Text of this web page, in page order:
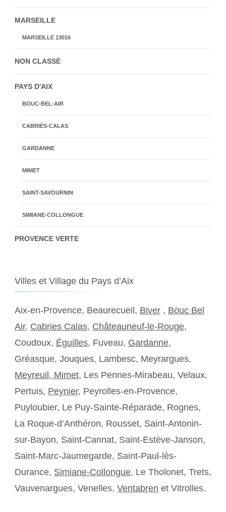
MARSEILLE
MARSEILLE 13016
NON CLASSÉ
PAYS D'AIX
BOUC-BEL-AIR
CABRIÈS-CALAS
GARDANNE
MIMET
SAINT-SAVOURNIN
SIMIANE-COLLONGUE
PROVENCE VERTE
Villes et Village du Pays d’Aix
Aix-en-Provence, Beaurecueil, Biver , Bouc Bel
Air, Cabries Calas, Châteauneuf-le-Rouge,
Coudoux, Éguilles, Fuveau, Gardanne,
Gréasque, Jouques, Lambesc, Meyrargues,
Meyreuil, Mimet, Les Pennes-Mirabeau, Velaux,
Pertuis, Peynier, Peyrolles-en-Provence,
Puyloubier, Le Puy-Sainte-Réparade, Rognes,
La Roque-d’Anthéron, Rousset, Saint-Antonin-
sur-Bayon, Saint-Cannat, Saint-Estève-Janson,
Saint-Marc-Jaumegarde, Saint-Paul-lès-
Durance, Simiane-Collongue, Le Tholonet, Trets,
Vauvenargues, Venelles, Ventabren et Vitrolles.